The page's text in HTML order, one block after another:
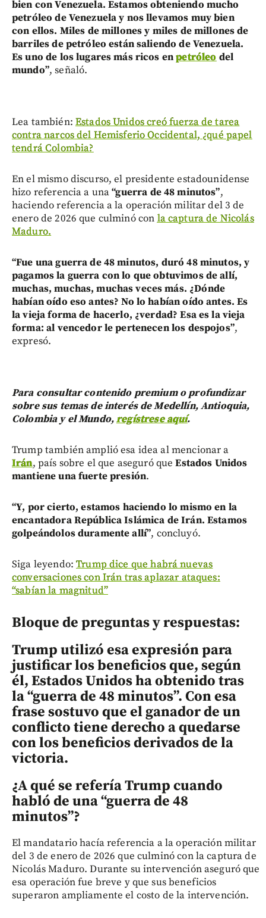
bien con Venezuela. Estamos obteniendo mucho
petróleo de Venezuela y nos llevamos muy bien
con ellos. Miles de millones y miles de millones de
barriles de petróleo están saliendo de Venezuela.
Es uno de los lugares más ricos enpetróleo del
mundo”, señaló.
Lea también: Estados Unidos creó fuerza de tarea
contra narcos del Hemisferio Occidental, ¿qué papel
tendrá Colombia?
En el mismo discurso, el presidente estadounidense
hizo referencia a una“guerra de 48 minutos”,
haciendo referencia a la operación militar del 3 de
enero de 2026 que culminó con la captura de Nicolás
Maduro.
“Fue una guerra de 48 minutos, duró 48 minutos, y
pagamos la guerra con lo que obtuvimos de allí,
muchas, muchas, muchas veces más. ¿Dónde
habían oído eso antes? No lo habían oído antes. Es
la vieja forma de hacerlo, ¿verdad? Esa es la vieja
forma: al vencedor le pertenecen los despojos”,
expresó.
Para consultar contenido premium o profundizar
sobre sus temas de interés de Medellín, Antioquia,
Colombia y el Mundo,regístrese aquí.
Trump también amplió esa idea al mencionar a
Irán, país sobre el que aseguró queEstados Unidos
mantiene una fuerte presión.
“Y, por cierto, estamos haciendo lo mismo en la
encantadora República Islámica de Irán. Estamos
golpeándolos duramente allí”, concluyó.
Siga leyendo:Trump dice que habrá nuevas
conversaciones con Irán tras aplazar ataques:
“sabían la magnitud”
Bloque de preguntas y respuestas:
Trump utilizó esa expresión para
justificar los beneficios que, según
él, Estados Unidos ha obtenido tras
la “guerra de 48 minutos”. Con esa
frase sostuvo que el ganador de un
conflicto tiene derecho a quedarse
con los beneficios derivados de la
victoria.
¿A qué se refería Trump cuando
habló de una “guerra de 48
minutos”?
El mandatario hacía referencia a la operación militar
del 3 de enero de 2026 que culminó con la captura de
Nicolás Maduro. Durante su intervención aseguró que
esa operación fue breve y que sus beneficios
superaron ampliamente el costo de la intervención.